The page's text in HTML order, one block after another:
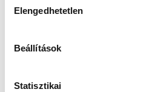
Elengedhetetlen
Beállítások
Statisztikai
toborzás